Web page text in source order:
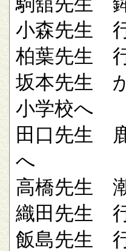
小森先生
柏葉先生
坂本先生
小学校へ
田口先生
へ
高橋先生
織田先生
飯島先生